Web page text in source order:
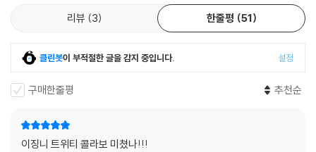
한 번도 나를 혼자 둔 적 없는 나의 부지런한 팬들에게.
맙다는 말을 하고 싶다.
정말 고맙다는 말도.
는 사람이고 싶다.
그 옆에서 “무섭지 않아. 우리 제일 근사하게 저물자.”라고 말해주는 사람
리뷰 3 한줄평 51
클린봇이 부적절한 글을 감지 중입니다. 설정
구매한줄평 추천순
이징니 트위티 콜라보 미쳤나!!!